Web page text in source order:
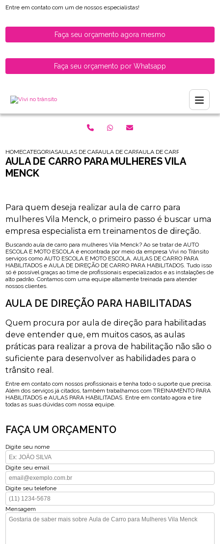
Entre em contato com um de nossos especialistas!
Faça seu orçamento agora mesmo
Faça seu orçamento por Whatsapp
HOMECATEGORIASAULAS DE CARRO PARA HABILITADOS
AULA DE CARRO PARA MOTORISTAS
AULA DE CARRO PARA
AULA DE CARRO PARA MULHERES VILA
MENCK
Para quem deseja realizar aula de carro para
mulheres Vila Menck, o primeiro passo é buscar uma
empresa especialista em treinamentos de direção.
Buscando aula de carro para mulheres Vila Menck? Ao se tratar de AUTO
ESCOLA E MOTO ESCOLA é encontrada por meio da empresa Vivi no Trânsito
serviços como AUTO ESCOLA E MOTO ESCOLA, AULAS DE CARRO PARA
HABILITADOS e AULA DE DIREÇÃO DE CARRO PARA HABILITADOS. Tudo isso
só é possível graças ao time de profissionais especializados e as instalações de
alto padrão. Contamos com uma equipe altamente treinada para atender
nossos clientes.
AULA DE DIREÇÃO PARA HABILITADAS
Quem procura por aula de direção para habilitadas
deve entender que, em muitos casos, as aulas
práticas para realizar a prova de habilitação não são o
suficiente para desenvolver as habilidades para o
trânsito real.
Entre em contato com nossos profissionais e tenha todo o suporte que precisa.
Além dos serviços já citados, também trabalhamos com TREINAMENTO PARA
HABILITADOS e AULAS PARA HABILITADAS. Entre em contato agora e tire
todas as suas dúvidas com nossa equipe.
FAÇA UM ORÇAMENTO
Digite seu nome
Digite seu email
Digite seu telefone
Mensagem